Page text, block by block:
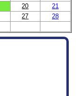
20
21
27
28